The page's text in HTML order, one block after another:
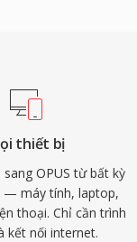
bắt buộc cho
tích hợp sẵn bộ giải
đều sử dụng
thiết bị
sang OPUS từ bất kỳ
— máy tính, laptop,
thoại. Chỉ cần trình
kết nối internet.